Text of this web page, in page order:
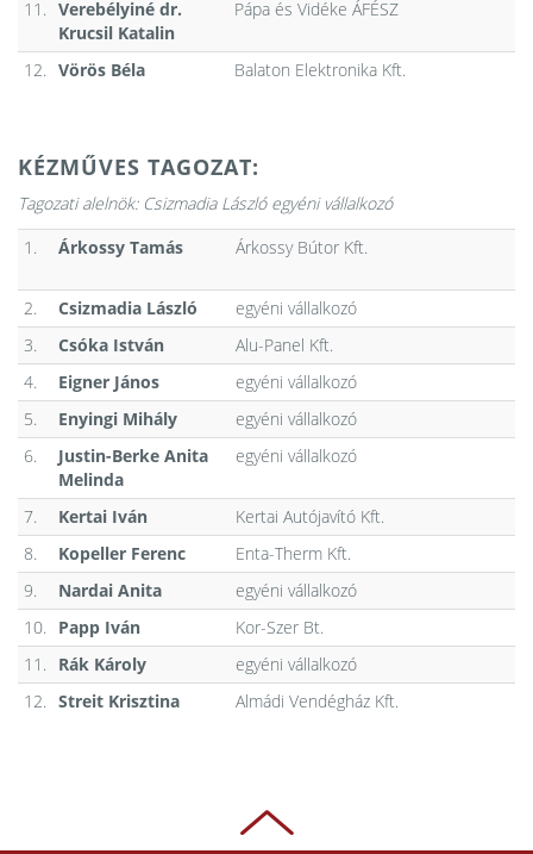
11. Verebélyiné dr.
Krucsil Katalin
Pápa és Vidéke ÁFÉSZ
12. Vörös Béla Balaton Elektronika Kft.
KÉZMŰVES TAGOZAT:
Tagozati alelnök: Csizmadia László egyéni vállalkozó
1.
Árkossy Tamás Árkossy Bútor Kft.
2. Csizmadia László
egyéni vállalkozó
3.
Csóka István
Alu-Panel Kft.
4.
Eigner János
egyéni vállalkozó
5.
Enyingi Mihály
egyéni vállalkozó
6.
Justin-Berke Anita
Melinda
egyéni vállalkozó
7. Kertai Iván
Kertai Autójavító Kft.
8.
Kopeller Ferenc
Enta-Therm Kft.
9.
Nardai Anita
egyéni vállalkozó
10.
Papp Iván
Kor-Szer Bt.
11.
Rák Károly
egyéni vállalkozó
12. Streit Krisztina Almádi Vendégház Kft.